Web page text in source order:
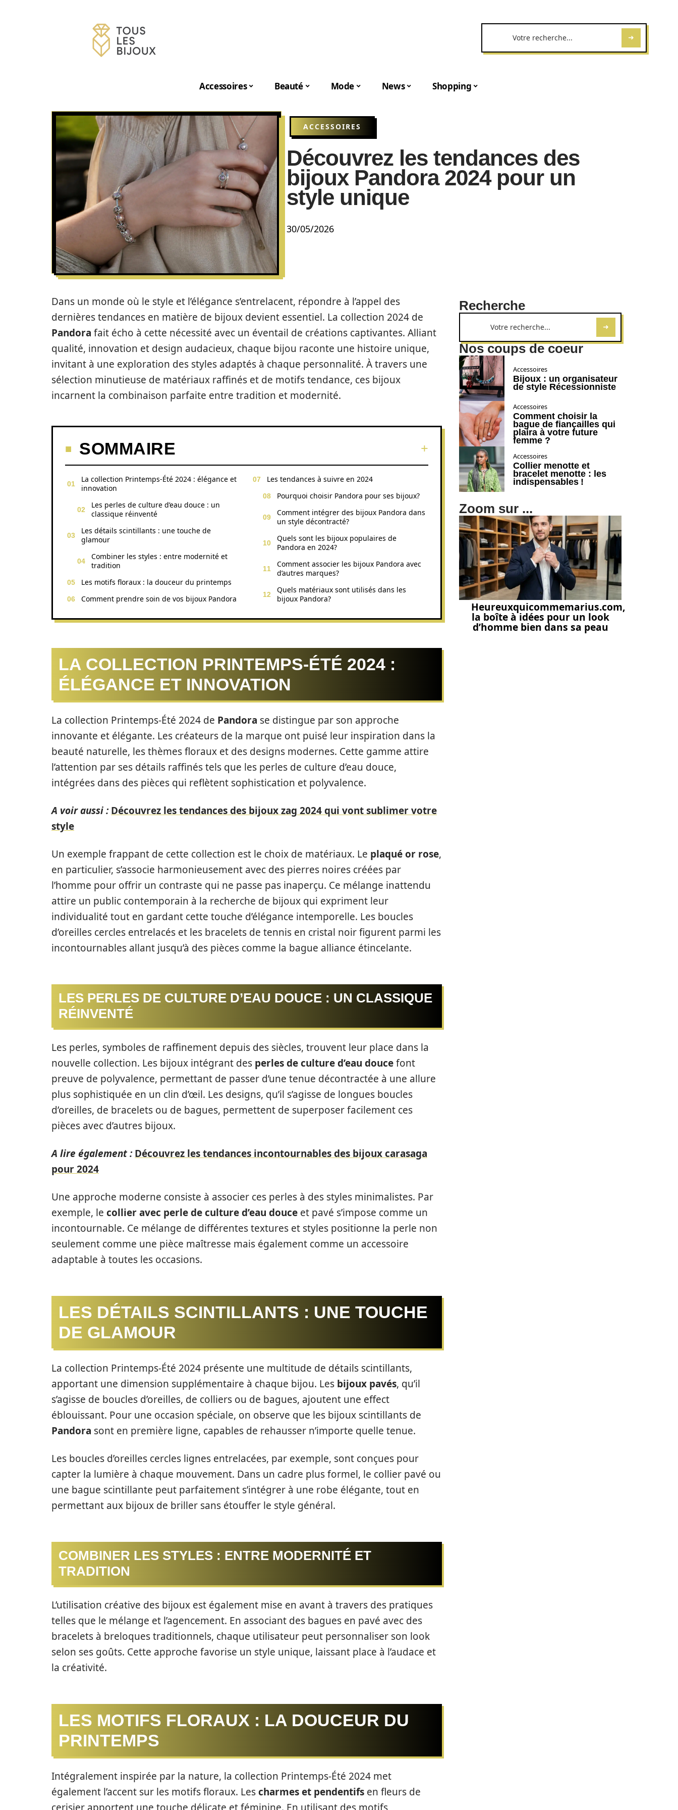
Accessoires Beauté Mode News Shopping
ACCESSOIRES
Découvrez les tendances des
bijoux Pandora 2024 pour un
style unique
30/05/2026
Dans un monde où le style et l’élégance s’entrelacent, répondre à l’appel des
dernières tendances en matière de bijoux devient essentiel. La collection 2024 de
Pandora fait écho à cette nécessité avec un éventail de créations captivantes. Alliant
qualité, innovation et design audacieux, chaque bijou raconte une histoire unique,
invitant à une exploration des styles adaptés à chaque personnalité. À travers une
sélection minutieuse de matériaux raffinés et de motifs tendance, ces bijoux
incarnent la combinaison parfaite entre tradition et modernité.
SOMMAIRE
La collection Printemps-Été 2024 : élégance et
innovation
Les perles de culture d’eau douce : un
classique réinventé
Les détails scintillants : une touche de
glamour
Combiner les styles : entre modernité et
tradition
Les motifs floraux : la douceur du printemps
Comment prendre soin de vos bijoux Pandora
Les tendances à suivre en 2024
Pourquoi choisir Pandora pour ses bijoux?
Comment intégrer des bijoux Pandora dans
un style décontracté?
Quels sont les bijoux populaires de
Pandora en 2024?
Comment associer les bijoux Pandora avec
d’autres marques?
Quels matériaux sont utilisés dans les
bijoux Pandora?
LA COLLECTION PRINTEMPS-ÉTÉ 2024 :
ÉLÉGANCE ET INNOVATION
La collection Printemps-Été 2024 de Pandora se distingue par son approche
innovante et élégante. Les créateurs de la marque ont puisé leur inspiration dans la
beauté naturelle, les thèmes floraux et des designs modernes. Cette gamme attire
l’attention par ses détails raffinés tels que les perles de culture d’eau douce,
intégrées dans des pièces qui reflètent sophistication et polyvalence.
A voir aussi : Découvrez les tendances des bijoux zag 2024 qui vont sublimer votre
style
Un exemple frappant de cette collection est le choix de matériaux. Le plaqué or rose,
en particulier, s’associe harmonieusement avec des pierres noires créées par
l’homme pour offrir un contraste qui ne passe pas inaperçu. Ce mélange inattendu
attire un public contemporain à la recherche de bijoux qui expriment leur
individualité tout en gardant cette touche d’élégance intemporelle. Les boucles
d’oreilles cercles entrelacés et les bracelets de tennis en cristal noir figurent parmi les
incontournables allant jusqu’à des pièces comme la bague alliance étincelante.
LES PERLES DE CULTURE D’EAU DOUCE : UN CLASSIQUE
RÉINVENTÉ
Les perles, symboles de raffinement depuis des siècles, trouvent leur place dans la
nouvelle collection. Les bijoux intégrant des perles de culture d’eau doucefont
preuve de polyvalence, permettant de passer d’une tenue décontractée à une allure
plus sophistiquée en un clin d’œil. Les designs, qu’il s’agisse de longues boucles
d’oreilles, de bracelets ou de bagues, permettent de superposer facilement ces
pièces avec d’autres bijoux.
A lire également : Découvrez les tendances incontournables des bijoux carasaga
pour 2024
Une approche moderne consiste à associer ces perles à des styles minimalistes. Par
exemple, le collier avec perle de culture d’eau douce et pavé s’impose comme un
incontournable. Ce mélange de différentes textures et styles positionne la perle non
seulement comme une pièce maîtresse mais également comme un accessoire
adaptable à toutes les occasions.
LES DÉTAILS SCINTILLANTS : UNE TOUCHE
DE GLAMOUR
La collection Printemps-Été 2024 présente une multitude de détails scintillants,
apportant une dimension supplémentaire à chaque bijou. Les bijoux pavés, qu’il
s’agisse de boucles d’oreilles, de colliers ou de bagues, ajoutent une effect
éblouissant. Pour une occasion spéciale, on observe que les bijoux scintillants de
Pandora sont en première ligne, capables de rehausser n’importe quelle tenue.
Les boucles d’oreilles cercles lignes entrelacées, par exemple, sont conçues pour
capter la lumière à chaque mouvement. Dans un cadre plus formel, le collier pavé ou
une bague scintillante peut parfaitement s’intégrer à une robe élégante, tout en
permettant aux bijoux de briller sans étouffer le style général.
COMBINER LES STYLES : ENTRE MODERNITÉ ET
TRADITION
L’utilisation créative des bijoux est également mise en avant à travers des pratiques
telles que le mélange et l’agencement. En associant des bagues en pavé avec des
bracelets à breloques traditionnels, chaque utilisateur peut personnaliser son look
selon ses goûts. Cette approche favorise un style unique, laissant place à l’audace et
la créativité.
LES MOTIFS FLORAUX : LA DOUCEUR DU
PRINTEMPS
Intégralement inspirée par la nature, la collection Printemps-Été 2024 met
également l’accent sur les motifs floraux. Lescharmes et pendentifs en fleurs de
cerisier apportent une touche délicate et féminine. En utilisant des motifs
Recherche
Nos coups de coeur
Accessoires
Bijoux : un organisateur
de style Récessionniste
Accessoires
Comment choisir la
bague de fiançailles qui
plaira à votre future
femme ?
Accessoires
Collier menotte et
bracelet menotte : les
indispensables !
Zoom sur ...
Heureuxquicommemarius.com,
la boîte à idées pour un look
d’homme bien dans sa peau